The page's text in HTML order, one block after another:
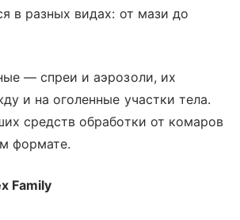
в разных видах: от мази до
— спреи и аэрозоли, их
и на оголенные участки тела.
средств обработки от комаров
формате.
Family